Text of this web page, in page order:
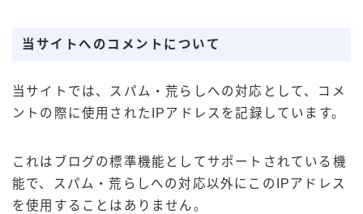
当サイトへのコメントについて
当サイトでは、スパム・荒らしへの対応として、コメ
ントの際に使用されたIPアドレスを記録しています。
これはブログの標準機能としてサポートされている機
能で、スパム・荒らしへの対応以外にこのIPアドレス
を使用することはありません。